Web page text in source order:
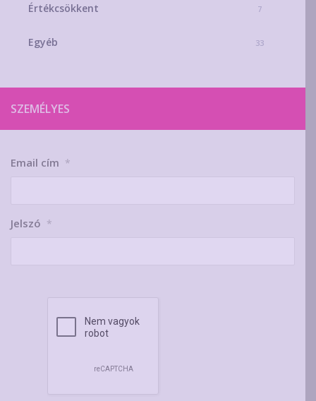
Értékcsökkent 7
Egyéb 33
SZEMÉLYES
Email cím *
Jelszó *